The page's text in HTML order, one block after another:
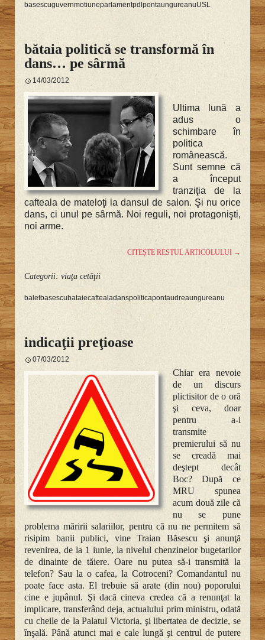
basescuguvernmotiuneparlamentpdlpontaungureanuUSL
bătaia politică se transformă în
dans… pe sârmă
14/03/2012
Ultima lună a
adus o
schimbare în
politica
românească.
Sunt semne că
a început
tranziţia de la
cafteala de mateloţi la dansul de salon. Şi nu orice
dans, ci unul pe sârmă. Noi reguli, noi protagonişti,
noi arme.
CITEȘTE RESTUL ARTICOLULUI →
Categorii:viaţa cetăţii
baletbasescubataiecaftealadanspoliticapontaudreaungureanu
indicaţii preţioase
07/03/2012
Chiar era nevoie
de un discurs
plictisitor de o oră
şi ceva, doar
pentru a-i
transmite
premierului să nu
se creadă mai
deştept decât
Boc? După ce
MRU spunea
acum două zile că
nu se pune
problema măririi salariilor, pentru că nu ne permitem să
risipim banii publici, vine Traian Băsescu şi anunţă
revenirea, de la 1 iunie, la nivelul chenzinelor bugetarilor
de dinainte de tăiere. Oare nu putea să-i transmită la
telefon? Sau la o cafea, la Cotroceni? Comandantul nu
poate face asta. El trebuie să arate (din nou) poporului
cine e jupânul. Şi dacă cineva credea că a renunţat la
implicare, transferând deja, actualului prim ministru, odată
cu cheile de la Palatul Victoria, şi libertatea de decizie, se
înşală. Până atunci mai e cale lungă şi centrul de putere